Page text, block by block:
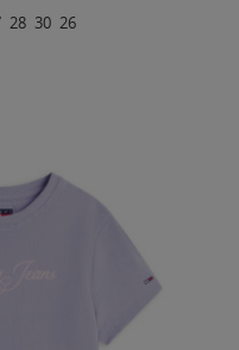
28 30 26